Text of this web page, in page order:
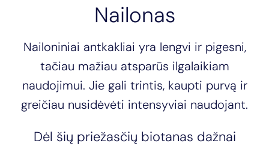
Nailonas
Nailoniniai antkakliai yra lengvi ir pigesni,
tačiau mažiau atsparūs ilgalaikiam
naudojimui. Jie gali trintis, kaupti purvą ir
greičiau nusidėvėti intensyviai naudojant.
Dėl šių priežasčių biotanas dažnai